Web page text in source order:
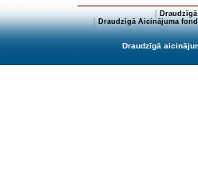
[
[Draudzīgā Aicinājuma
Draudzīgā